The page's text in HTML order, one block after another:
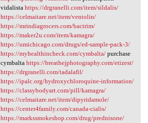
vidalista https://drgranelli.com/item/sildalis/
https://celmaitare.net/item/ventolin/
https://mrindiagrocers.com/bactrim/
https://maker2u.com/item/kamagra/
https://umichicago.com/drugs/ed-sample-pack-3/
https://myhealthincheck.com/cymbalta/purchase
cymbalta https://breathejphotography.com/etizest/
https://drgranelli.com/tadalafil/
https://ipalc.org/hydroxychloroquine-information/
https://classybodyart.com/pill/kamagra/
https://celmaitare.net/item/dipyridamole/
https://center4family.com/canada-cialis/
https://markssmokeshop.com/drug/prednisone/